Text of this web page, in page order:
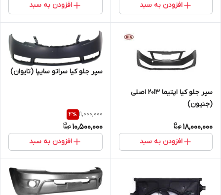
افزودن به سبد افزودن به سبد
سپر جلو کیا اپتیما 2013 اصلی
(جنیون)
18,000,000
افزودن به سبد
سپر جلو کیا سراتو سایپا (تایوان)
11,000,000
4%
10,500,000
افزودن به سبد